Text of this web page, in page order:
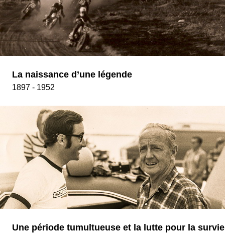
La naissance d’une légende
1897 - 1952
Une période tumultueuse et la lutte pour la survie